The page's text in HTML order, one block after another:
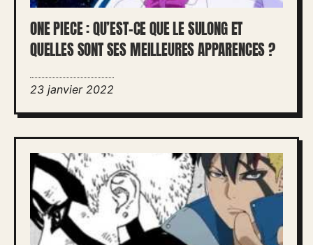
ONE PIECE : QU’EST-CE QUE LE SULONG ET
QUELLES SONT SES MEILLEURES APPARENCES ?
23 janvier 2022